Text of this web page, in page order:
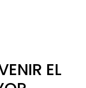
EL